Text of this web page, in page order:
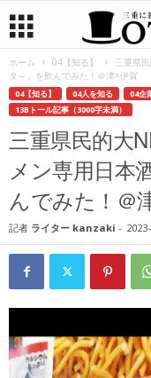
ホーム 04【知る】
三重県
タ～」を飲んでみた！＠津×伊賀
04【知る】 04人を知る 04企
13Bトール記事（3000字未満）
三重県民的大
メン専用日本
んでみた！＠
記者 ライター kanzaki -